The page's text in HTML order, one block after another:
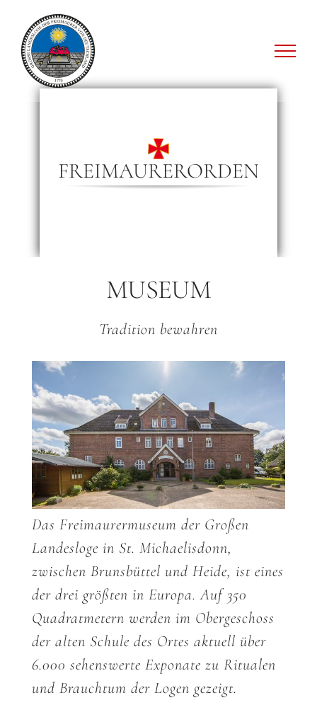
Inhalt
springen
FREIMAURERORDEN
MUSEUM
Tradition bewahren
Das Freimaurermuseum der Großen
Landesloge in St. Michaelisdonn,
zwischen Brunsbüttel und Heide, ist eines
der drei größten in Europa. Auf 350
Quadratmetern werden im Obergeschoss
der alten Schule des Ortes aktuell über
6.000 sehenswerte Exponate zu Ritualen
und Brauchtum der Logen gezeigt.